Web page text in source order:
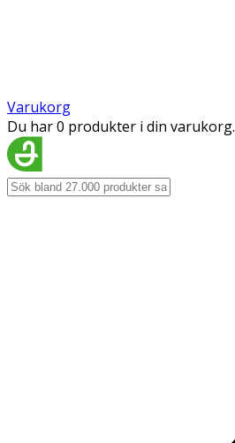
Varukorg
Du har 0 produkter i din varukorg.